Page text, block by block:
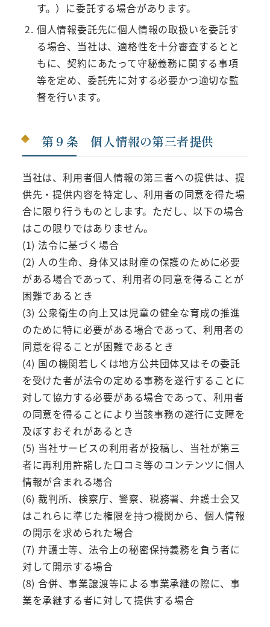
す。）に委託する場合があります。
個人情報委託先に個人情報の取扱いを委託す
る場合、当社は、適格性を十分審査するとと
もに、契約にあたって守秘義務に関する事項
等を定め、委託先に対する必要かつ適切な監
督を行います。
第９条 個人情報の第三者提供
当社は、利用者個人情報の第三者への提供は、提
供先・提供内容を特定し、利用者の同意を得た場
合に限り行うものとします。ただし、以下の場合
はこの限りではありません。
(1) 法令に基づく場合
(2) 人の生命、身体又は財産の保護のために必要
がある場合であって、利用者の同意を得ることが
困難であるとき
(3) 公衆衛生の向上又は児童の健全な育成の推進
のために特に必要がある場合であって、利用者の
同意を得ることが困難であるとき
(4) 国の機関若しくは地方公共団体又はその委託
を受けた者が法令の定める事務を遂行することに
対して協力する必要がある場合であって、利用者
の同意を得ることにより当該事務の遂行に支障を
及ぼすおそれがあるとき
(5) 当社サービスの利用者が投稿し、当社が第三
者に再利用許諾した口コミ等のコンテンツに個人
情報が含まれる場合
(6) 裁判所、検察庁、警察、税務署、弁護士会又
はこれらに準じた権限を持つ機関から、個人情報
の開示を求められた場合
(7) 弁護士等、法令上の秘密保持義務を負う者に
対して開示する場合
(8) 合併、事業譲渡等による事業承継の際に、事
業を承継する者に対して提供する場合